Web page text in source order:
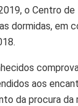
o Centro
dormidas, em
aos
da procura da